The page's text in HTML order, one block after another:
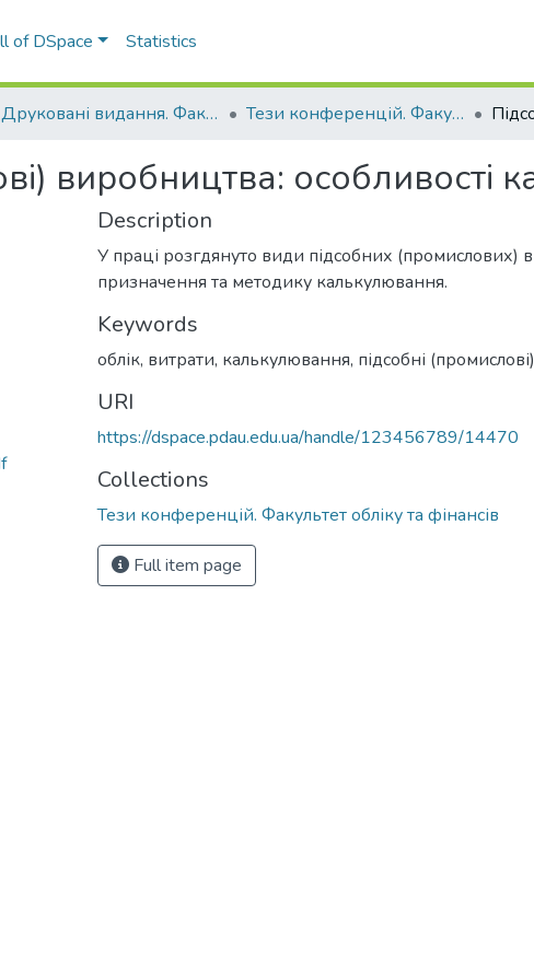
of DSpace Statistics
Друковані видання. Факультет обліку та фінансів Тези конференцій. Факультет обліку та фінансів
виробництва: особливості
Description
У праці розгдянуто види підсобних (промислових)
призначення та методику калькулювання.
Keywords
облік, витрати, калькулювання, підсобні
URI
https://dspace.pdau.edu.ua/handle/123456789/14470
Collections
Тези конференцій. Факультет обліку та фінансів
Full item page